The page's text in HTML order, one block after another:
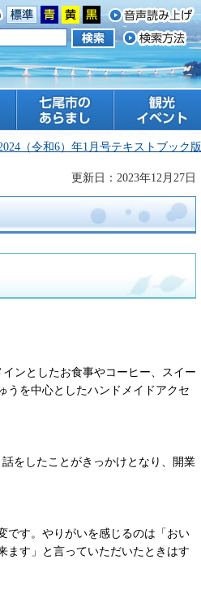
七尾市のあらまし 観光 イベント
（令和6）年1月号テキストブック版
更新日：2023年12月27日
ンとしたお食事やコーヒー、スイー
うを中心としたハンドメイドアクセ
をしたことがきっかけとなり、開業
です。やりがいを感じるのは「おい
ます」と言っていただいたときはす